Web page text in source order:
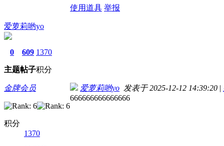
使用道具 举报
爱萝莉哟yo
0
主题
609
帖子
1370
积分
金牌会员
积分
1370
爱萝莉哟yo 发表于 2025-12-12 14:39:20 |
666666666666666